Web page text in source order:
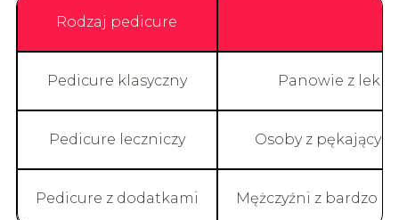
Rodzaj pedicure
Pedicure klasyczny Panowie z
Pedicure leczniczy Osoby z
Pedicure z dodatkami Mężczyźni z bardzo